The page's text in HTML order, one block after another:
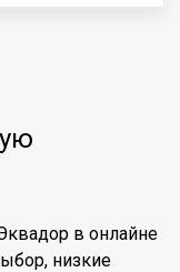
в онлайне
низкие